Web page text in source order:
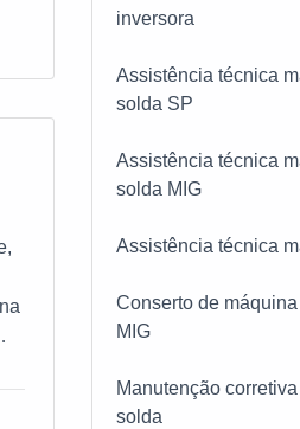
inversora
Assistência técnica
solda SP
Assistência técnica
solda MIG
Assistência técnica
Conserto de
MIG
Manutenção
solda